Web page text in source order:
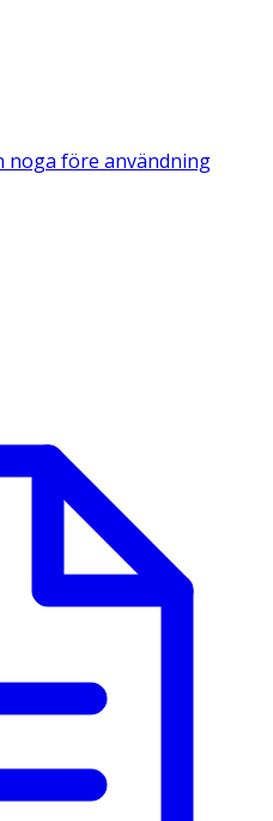
noga före användning